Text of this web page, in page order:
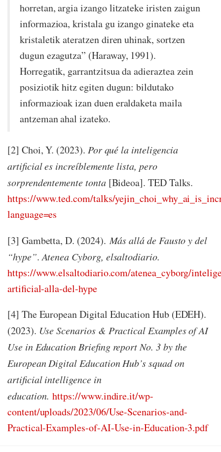
horretan, argia izango litzateke iristen zaigun
informazioa, kristala gu izango ginateke eta
kristaletik ateratzen diren uhinak, sortzen
dugun ezagutza” (Haraway, 1991).
Horregatik, garrantzitsua da adieraztea zein
posiziotik hitz egiten dugun: bildutako
informazioak izan duen eraldaketa maila
antzeman ahal izateko.
[2] Choi, Y. (2023). Por qué la inteligencia
artificial es increíblemente lista, pero
sorprendentemente tonta[Bideoa]. TED Talks.
https://www.ted.com/talks/
language=es
[3] Gambetta, D. (2024).Más allá de Fausto y del
“hype”.Atenea Cyborg, elsaltodiario.
https://www.elsaltodiario.com/atenea_cyborg/
artificial-alla-del-hype
[4] The European Digital Education Hub (EDEH).
(2023). Use Scenarios & Practical Examples of AI
Use in Education Briefing report No. 3 by the
European Digital Education Hub’s squad on
artificial intelligence in
education.https://www.indire.it/wp-
content/uploads/2023/06/Use-Scenarios-and-
Practical-Examples-of-AI-Use-in-Education-3.pdf